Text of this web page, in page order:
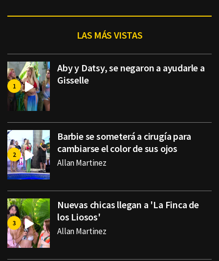
LAS MÁS VISTAS
Aby y Datsy, se negaron a ayudarle a
Gisselle
Barbie se someterá a cirugía para
cambiarse el color de sus ojos
Allan Martinez
Nuevas chicas llegan a 'La Finca de
los Liosos'
Allan Martinez